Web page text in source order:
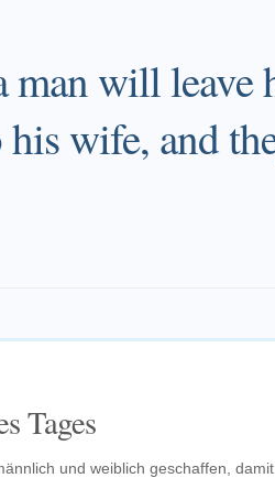
man will leave
wife, and
Tages
und weiblich geschaffen, damit